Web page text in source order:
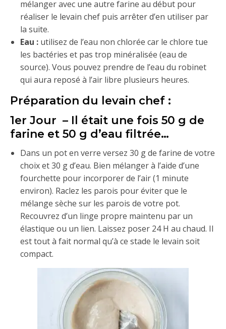
mélanger avec une autre farine au début pour
réaliser le levain chef puis arrêter d’en utiliser par
la suite.
Eau : utilisez de l’eau non chlorée car le chlore tue
les bactéries et pas trop minéralisée (eau de
source). Vous pouvez prendre de l’eau du robinet
qui aura reposé à l’air libre plusieurs heures.
Préparation du levain chef :
1er Jour – Il était une fois 50 g de
farine et 50 g d’eau filtrée…
Dans un pot en verre versez 30 g de farine de votre
choix et 30 g d’eau. Bien mélanger à l’aide d’une
fourchette pour incorporer de l’air (1 minute
environ). Raclez les parois pour éviter que le
mélange sèche sur les parois de votre pot.
Recouvrez d’un linge propre maintenu par un
élastique ou un lien. Laissez poser 24 H au chaud. Il
est tout à fait normal qu’à ce stade le levain soit
compact.